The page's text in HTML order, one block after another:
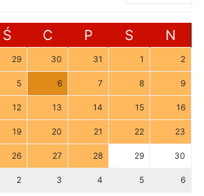
Ś C P S N
29 30 31 1 2
5 6 7 8 9
12 13 14 15 16
19 20 21 22 23
26 27 28 29 30
2 3 4 5 6